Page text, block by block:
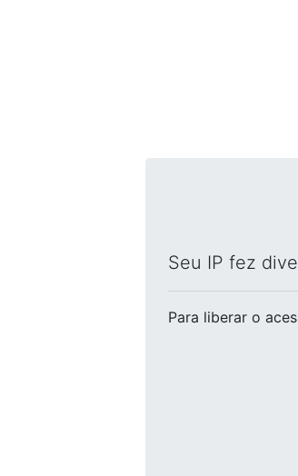
Seu IP fez
Para liberar o